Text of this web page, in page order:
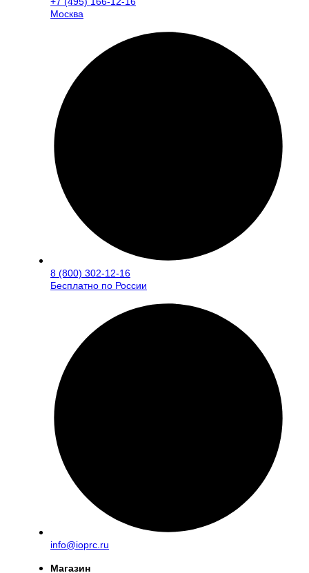
Москва
8 (800) 302-12-16
Бесплатно по России
info@ioprc.ru
Магазин